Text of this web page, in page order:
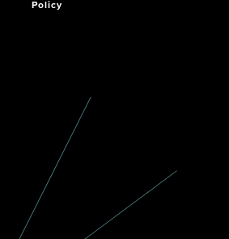
Policy